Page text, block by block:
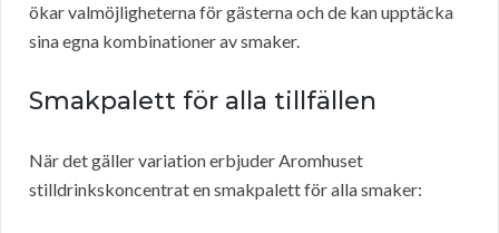
ökar valmöjligheterna för gästerna och de kan upptäcka
sina egna kombinationer av smaker.
Smakpalett för alla tillfällen
När det gäller variation erbjuder Aromhuset
stilldrinkskoncentrat en smakpalett för alla smaker: